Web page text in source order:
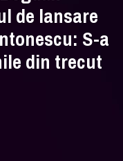
de lansare
S-a
din trecut